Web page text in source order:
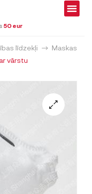
50 eur
līdzekļi
Maskas
vārstu